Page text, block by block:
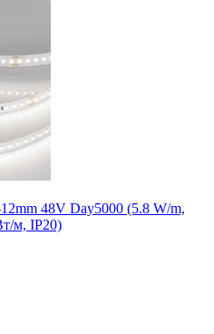
48V Day5000 (5.8 W/m,
м, IP20)